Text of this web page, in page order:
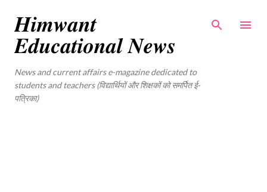
𝑯𝒊𝒎𝒘𝒂𝒏𝒕
𝑬𝒅𝒖𝒄𝒂𝒕𝒊𝒐𝒏𝒂𝒍 𝑵𝒆𝒘𝒔
News and current affairs e-magazine dedicated to
students and teachers (विद्यार्थियों और शिक्षकों को समर्पित ई-
पत्रिका)